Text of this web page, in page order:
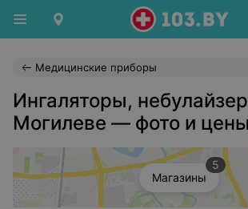
Медицинские приборы
Ингаляторы,
Могилеве — фото и цены
Магазины
5